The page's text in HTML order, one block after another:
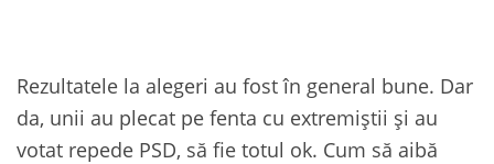
Rezultatele la alegeri au fost în general bune. Dar
da, unii au plecat pe fenta cu extremiștii și au
votat repede PSD, să fie totul ok. Cum să aibă